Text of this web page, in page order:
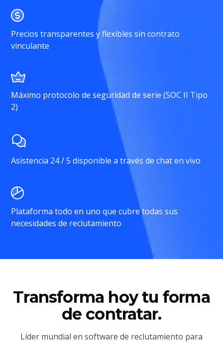
Precios transparentes y flexibles sin contrato
vinculante
Máximo protocolo de seguridad de serie (SOC II Tipo
2)
Asistencia 24 / 5 disponible a través de chat en vivo
Plataforma todo en uno que cubre todas sus
necesidades de reclutamiento
Transforma hoy tu forma
de contratar.
Líder mundial en software de reclutamiento para